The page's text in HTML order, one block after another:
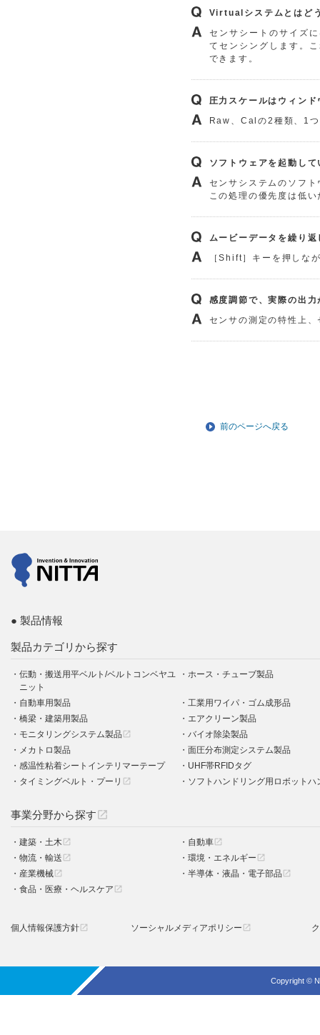
Virtualシステムとはど
センサシートのサイズ
てセンシングします。
できます。
圧力スケールはウィン
Raw、Calの2種類、1
ソフトウェアを起動し
センサシステムのソフ
この処理の優先度は低
ムービーデータを繰り
［Shift］キーを押しな
感度調節で、実際の出
センサの測定の特性上
前のページへ戻る
製品情報
製品カテゴリから探す
伝動・搬送用平ベルト/ベルトコンベヤユ
ニット
ホース・チューブ製品
自動車用製品
工業用ワイパ・ゴム成形品
橋梁・建築用製品
エアクリーン製品
モニタリングシステム製品 open_in_new
バイオ除染製品
メカトロ製品
面圧分布測定システム製品
感温性粘着シートインテリマーテープ
UHF帯RFIDタグ
タイミングベルト・プーリ open_in_new ソフトハンドリング用ロボットハ
事業分野から探すopen_in_new
建築・土木 open_in_new 自動車open_in_new
物流・輸送 open_in_new 環境・エネルギー open_in_new
産業機械 open_in_new 半導体・液晶・電子部品 open_in_new
食品・医療・ヘルスケア open_in_new
個人情報保護方針 open_in_new ソーシャルメディアポリシー open_in_new
Copyright ©